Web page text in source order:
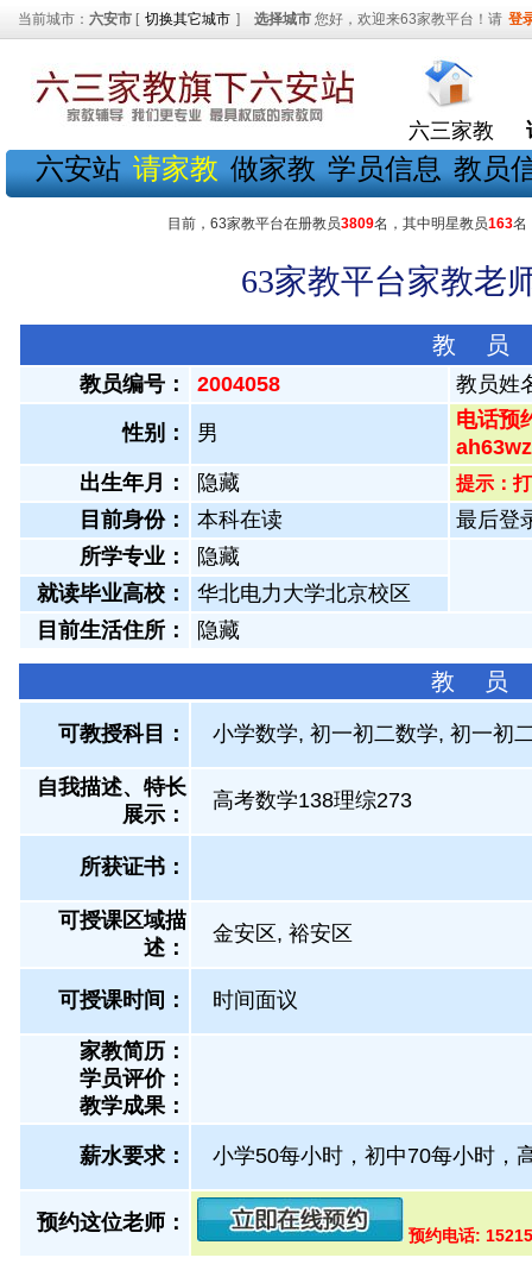
当前城市： 六安市 [ 切换其它城市 ] 选择城市 您好，欢迎来63家教平台！请 登
六三家教
六安站 请家教 做家教 学员信息 教员
目前，63家教平台在册教员3809名，其中明星教员163名
63家教平台家教老
教 员
教员编号： 2004058 教员姓
性别： 男
电话预
出生年月：
隐藏 提示：
目前身份： 本科在读
最后登
所学专业：
隐藏
就读毕业高校：
华北电力大学北京校区
目前生活住所：
隐藏
教 员
可教授科目： 小学数学, 初一初二数学, 初一初
自我描述、特长
展示 ：
高考数学138理综273
所获证书 ：
可授课区域描
述：
金安区, 裕安区
可授课时间： 时间面议
家教简历：
学员评价：
教学成果：
薪水要求： 小学50每小时，初中70每小时，
预约这位老师：
预约电话: